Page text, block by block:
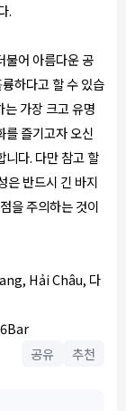
.
불어 아름다운 공
하다고 할 수 있습
는 가장 크고 유명
를 즐기고자 오신
니다. 다만 참고 할
은 반드시 긴 바지
을 주의하는 것이
Hải Châu, 다
공유 추천